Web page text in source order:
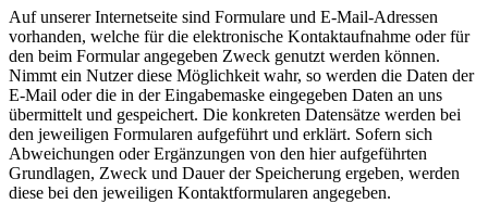
Auf unserer Internetseite sind Formulare und E-Mail-Adressen
vorhanden, welche für die elektronische Kontaktaufnahme oder für
den beim Formular angegeben Zweck genutzt werden können.
Nimmt ein Nutzer diese Möglichkeit wahr, so werden die Daten der
E-Mail oder die in der Eingabemaske eingegeben Daten an uns
übermittelt und gespeichert. Die konkreten Datensätze werden bei
den jeweiligen Formularen aufgeführt und erklärt. Sofern sich
Abweichungen oder Ergänzungen von den hier aufgeführten
Grundlagen, Zweck und Dauer der Speicherung ergeben, werden
diese bei den jeweiligen Kontaktformularen angegeben.